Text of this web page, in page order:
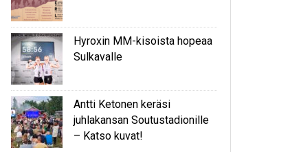
Hyroxin MM-kisoista hopeaa
Sulkavalle
Antti Ketonen keräsi
juhlakansan Soutustadionille
– Katso kuvat!